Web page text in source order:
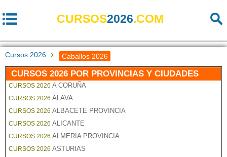
CURSOS2026.COM
Cursos 2026 Caballos 2026
CURSOS 2026 POR PROVINCIAS Y CIUDADES
CURSOS 2026 A CORUÑA
CURSOS 2026 ALAVA
CURSOS 2026 ALBACETE PROVINCIA
CURSOS 2026 ALICANTE
CURSOS 2026 ALMERIA PROVINCIA
CURSOS 2026 ASTURIAS